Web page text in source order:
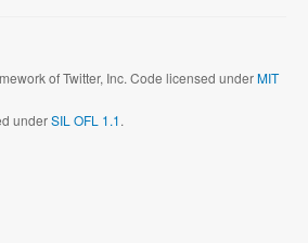
of Twitter, Inc. Code licensed underMIT
underSIL OFL 1.1.